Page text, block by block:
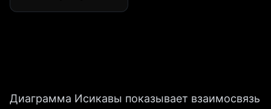
Диаграмма Исикавы показывает взаимосвязь